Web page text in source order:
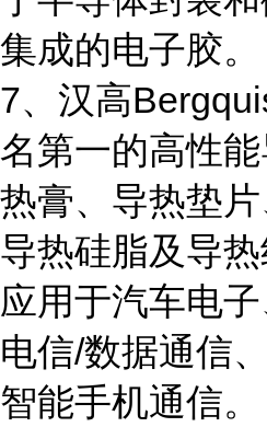
集成的电子胶。
7、汉高
名第一的高性
热膏、导热垫片
导热硅脂及导热
应用于汽车电子
电信/数据通信
智能手机通信。